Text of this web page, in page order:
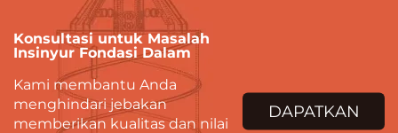
Konsultasi untuk Masalah
Insinyur Fondasi Dalam
Kami membantu Anda
menghindari jebakan
memberikan kualitas dan nilai
DAPATKAN